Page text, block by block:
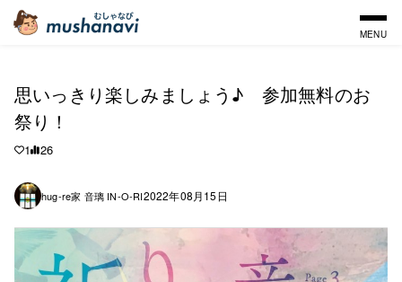
MENU
思いっきり楽しみましょう♪ 参加無料のお
祭り！
1 26
hug-re家 音璃 IN-O-RI2022年08月15日